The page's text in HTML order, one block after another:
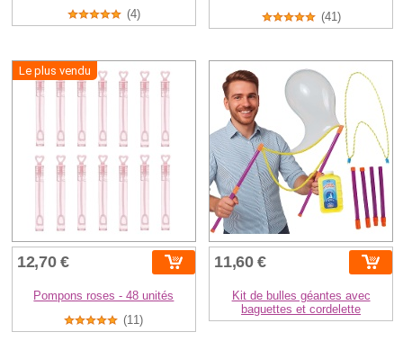
(4)
(41)
Le plus vendu
12,70 €
Pompons roses - 48 unités
(11)
11,60 €
Kit de bulles géantes avec
baguettes et cordelette